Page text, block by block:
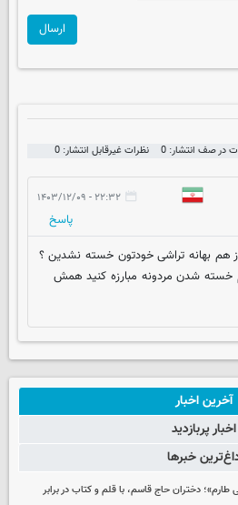
ارسال
در صف انتشار: 0 نظرات غیرقابل انتشار: 0
۲۲:۳۲ - ۱۴۰۳/۱۲/۰۹
پاسخ
هم بهانه تراشی خودتون خسته نشدین ؟
خسته شدن مردونه مبارزه کنید همش
آخرین اخبار
اخبار پربازدید
خبرها
دختران حاج قاسم، با قلم و کتاب در برابر